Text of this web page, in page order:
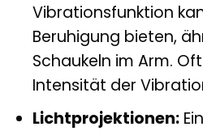
Vibrationsfunktion
Beruhigung bieten,
Schaukeln im Arm.
Intensität der
Lichtprojektionen: